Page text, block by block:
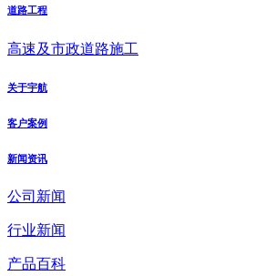
道路工程
高速及市政道路施工
关于宇航
客户案例
新闻资讯
公司新闻
行业新闻
产品百科